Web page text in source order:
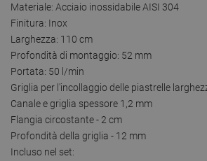
Materiale: Acciaio inossidabile AISI 304
Finitura: Inox
Larghezza: 110 cm
Profondità di montaggio: 52 mm
Portata: 50 l/min
Griglia per l'incollaggio delle piastrelle
Canale e griglia spessore 1,2 mm
Flangia circostante - 2 cm
Profondità della griglia - 12 mm
Incluso nel set: